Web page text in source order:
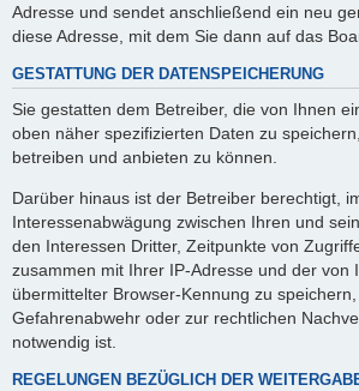
Adresse und sendet anschließend ein neu
diese Adresse, mit dem Sie dann auf das
GESTATTUNG DER DATENSPEICHERUNG
Sie gestatten dem Betreiber, die von Ihnen
oben näher spezifizierten Daten zu
betreiben und anbieten zu können.
Darüber hinaus ist der Betreiber berechtigt,
Interessenabwägung zwischen Ihren und
den Interessen Dritter, Zeitpunkte von
zusammen mit Ihrer IP-Adresse und der von
übermittelter Browser-Kennung zu
Gefahrenabwehr oder zur rechtlichen
notwendig ist.
REGELUNGEN BEZÜGLICH DER